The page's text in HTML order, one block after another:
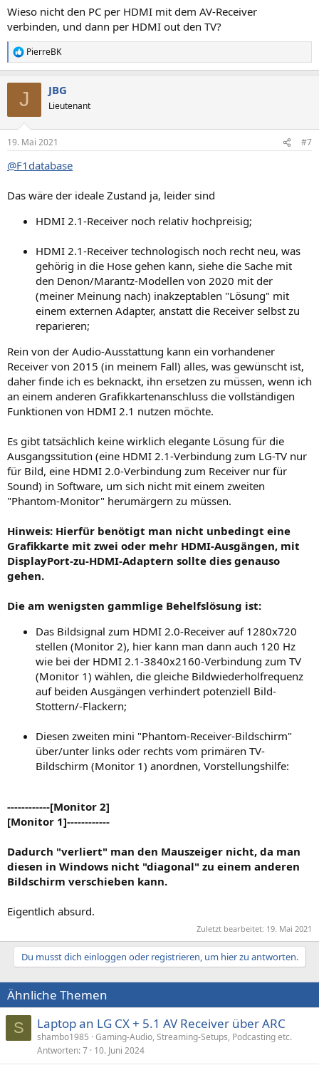
Wieso nicht den PC per HDMI mit dem AV-Receiver
verbinden, und dann per HDMI out den TV?
R
e
e
:
PierreBK
J JBG
Lieutenant
19. Mai 2021 #7
@F1database
Das wäre der ideale Zustand ja, leider sind
HDMI 2.1-Receiver noch relativ hochpreisig;
HDMI 2.1-Receiver technologisch noch recht neu, was
gehörig in die Hose gehen kann, siehe die Sache mit
den Denon/Marantz-Modellen von 2020 mit der
(meiner Meinung nach) inakzeptablen "Lösung" mit
einem externen Adapter, anstatt die Receiver selbst zu
reparieren;
Rein von der Audio-Ausstattung kann ein vorhandener
Receiver von 2015 (in meinem Fall) alles, was gewünscht ist,
daher finde ich es beknackt, ihn ersetzen zu müssen, wenn ich
an einem anderen Grafikkartenanschluss die vollständigen
Funktionen von HDMI 2.1 nutzen möchte.
Es gibt tatsächlich keine wirklich elegante Lösung für die
Ausgangssitution (eine HDMI 2.1-Verbindung zum LG-TV nur
für Bild, eine HDMI 2.0-Verbindung zum Receiver nur für
Sound) in Software, um sich nicht mit einem zweiten
"Phantom-Monitor" herumärgern zu müssen.
Hinweis: Hierfür benötigt man nicht unbedingt eine
Grafikkarte mit zwei oder mehr HDMI-Ausgängen, mit
DisplayPort-zu-HDMI-Adaptern sollte dies genauso
gehen.
Die am wenigsten gammlige Behelfslösung ist:
Das Bildsignal zum HDMI 2.0-Receiver auf 1280x720
stellen (Monitor 2), hier kann man dann auch 120 Hz
wie bei der HDMI 2.1-3840x2160-Verbindung zum TV
(Monitor 1) wählen, die gleiche Bildwiederholfrequenz
auf beiden Ausgängen verhindert potenziell Bild-
Stottern/-Flackern;
Diesen zweiten mini "Phantom-Receiver-Bildschirm"
über/unter links oder rechts vom primären TV-
Bildschirm (Monitor 1) anordnen, Vorstellungshilfe:
------------[Monitor 2]
[Monitor 1]------------
Dadurch "verliert" man den Mauszeiger nicht, da man
diesen in Windows nicht "diagonal" zu einem anderen
Bildschirm verschieben kann.
Eigentlich absurd.
Zuletzt bearbeitet: 19. Mai 2021
Du musst dich einloggen oder registrieren, um hier zu antworten.
Ähnliche Themen
S Laptop an LG CX + 5.1 AV Receiver über ARC
shambo1985 Gaming-Audio, Streaming-Setups, Podcasting etc.
Antworten 7 10. Juni 2024